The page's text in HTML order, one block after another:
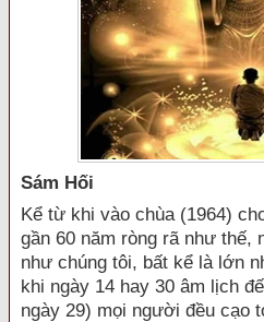
Sám Hối
Kể từ khi vào chùa (1964)
gần 60 năm ròng rã như thế,
như chúng tôi, bất kể là lớn
khi ngày 14 hay 30 âm lịch
ngày 29) mọi người đều cạo